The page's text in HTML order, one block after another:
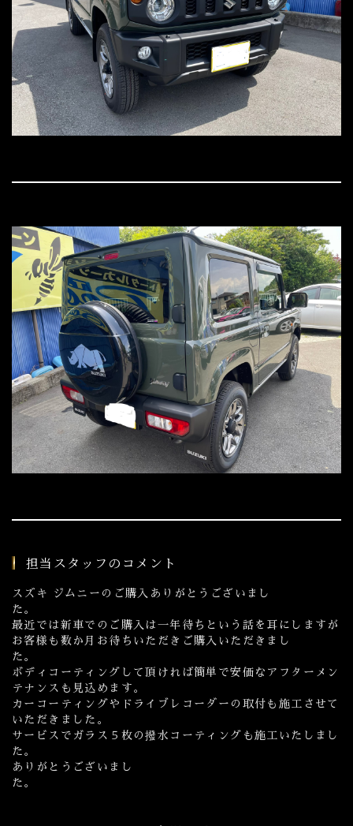
担当スタッフのコメント
スズキ ジムニーのご購入ありがとうございまし
た。
最近では新車でのご購入は一年待ちという話を耳にしますが
お客様も数か月お待ちいただきご購入いただきまし
た
ボディコーティングして頂ければ簡単で安価なアフターメン
テナンスも見込めます。
カーコーティングやドライブレコーダーの取付も施工させて
いただきました。
サービスでガラス５枚の撥水コーティングも施工いたしまし
た。
ありがとうございまし
た。